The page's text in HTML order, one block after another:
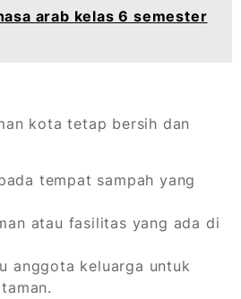
arab kelas 6 semester
kota tetap bersih dan
tempat sampah yang
atau fasilitas yang ada di
anggota keluarga untuk